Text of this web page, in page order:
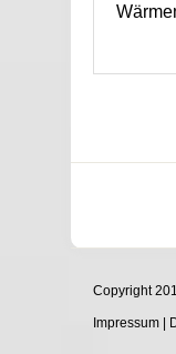
Copyright
Impressum |